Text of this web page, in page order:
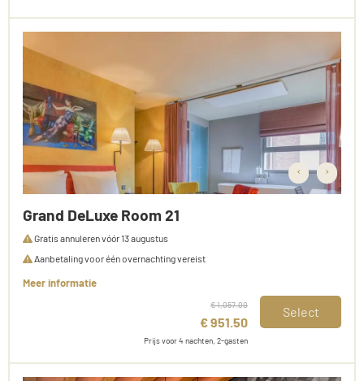
‹ ›
Grand DeLuxe Room 21
Gratis annuleren vóór 13 augustus
Aanbetaling voor één overnachting vereist
Meer informatie
€ 1,057.00
€ 951.50
Prijs voor 4 nachten, 2-gasten
Select